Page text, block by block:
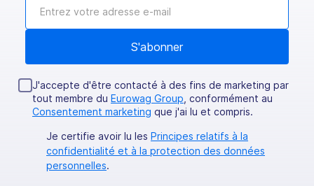
J'accepte d'être contacté à des fins de marketing par
tout membre du Eurowag Group , conformément au
Consentement marketing que j'ai lu et compris.
Je certifie avoir lu les Principes relatifs à la
confidentialité et à la protection des données
personnelles.